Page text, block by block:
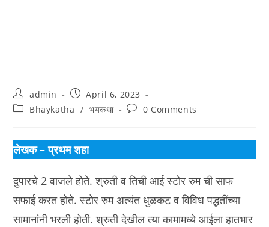
Post
author:
admin
Post
published:
April 6, 2023
PostBhaykatha / भयकथा
Post0 Comments
लेखक – प्रथम शहा
दुपारचे 2 वाजले होते. श्रुती व तिची आई स्टोर रुम ची साफ
सफाई करत होते. स्टोर रुम अत्यंत धुळकट व विविध पद्धतींच्या
सामानांनी भरली होती. श्रुती देखील त्या कामामध्ये आईला हातभार